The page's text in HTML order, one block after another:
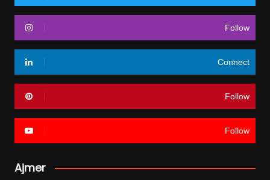
Follow
Connect
Follow
Follow
Ajmer